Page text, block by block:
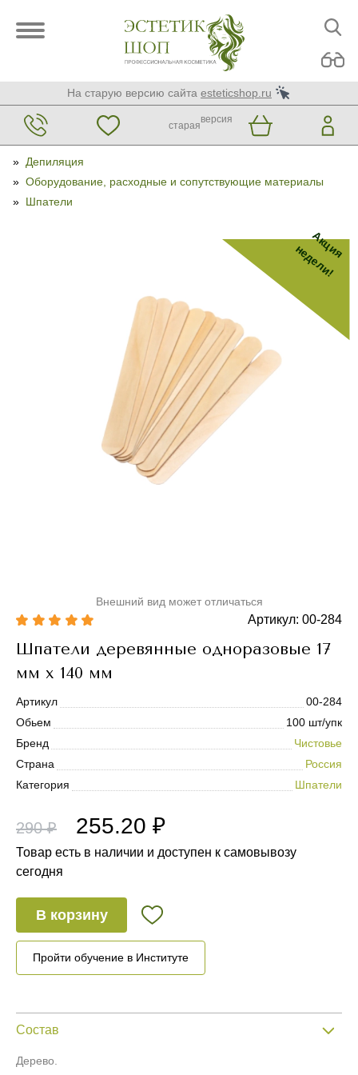
На старую версию сайта esteticshop.ru
старая
версия
» Депиляция
» Оборудование, расходные и сопутствующие материалы
» Шпатели
Акция
недели!
Внешний вид может отличаться
Артикул: 00-284
Шпатели деревянные одноразовые 17
мм х 140 мм
Артикул
00-284
Обьем
100 шт/упк
Бренд
Чистовье
Страна
Россия
Категория
Шпатели
290 ₽ 255.20 ₽
Товар есть в наличии и доступен к самовывозу
сегодня
В корзину
Пройти обучение в Институте
Состав
Дерево.